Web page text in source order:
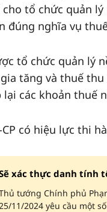
tổ chức quản
đúng nghĩa vụ
tổ chức quản lý
tăng và thuế
các khoản thuế
có hiệu lực thi
xác thực danh tính
tướng Chính phủ
11/2024 yêu cầu một